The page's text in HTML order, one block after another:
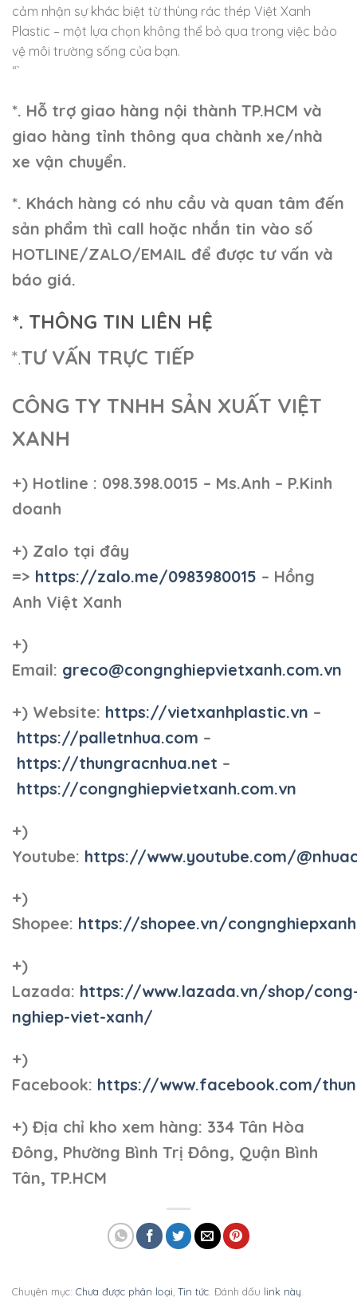
cảm nhận sự khác biệt từ thùng rác thép Việt Xanh
Plastic – một lựa chọn không thể bỏ qua trong việc bảo
vệ môi trường sống của bạn.
“`
*. Hỗ trợ giao hàng nội thành TP.HCM và
giao hàng tỉnh thông qua chành xe/nhà
xe vận chuyển.
*. Khách hàng có nhu cầu và quan tâm đến
sản phẩm thì call hoặc nhắn tin vào số
HOTLINE/ZALO/EMAIL để được tư vấn và
báo giá.
*. THÔNG TIN LIÊN HỆ
*.TƯ VẤN TRỰC TIẾP
CÔNG TY TNHH SẢN XUẤT VIỆT
XANH
+) Hotline : 098.398.0015 – Ms.Anh – P.Kinh
doanh
+) Zalo tại đây
=> https://zalo.me/0983980015 – Hồng
Anh Việt Xanh
+)
Email: greco@congnghiepvietxanh.com.vn
+) Website: https://vietxanhplastic.vn –
https://palletnhua.com –
https://thungracnhua.net –
https://congnghiepvietxanh.com.vn
+)
Youtube: https://www.youtube.com/
+)
Shopee: https://shopee.vn/
+)
Lazada: https://www.lazada.vn/shop/
nghiep-viet-xanh/
+)
Facebook: https://www.facebook.com/
+) Địa chỉ kho xem hàng: 334 Tân Hòa
Đông, Phường Bình Trị Đông, Quận Bình
Tân, TP.HCM
Chuyên mục: Chưa được phân loại Tin tức . Đánh dấu link này